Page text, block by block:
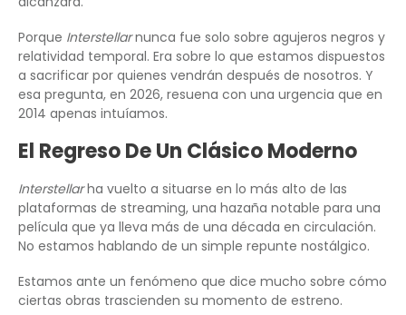
Porque Interstellarnunca fue solo sobre agujeros negros y
relatividad temporal. Era sobre lo que estamos dispuestos
a sacrificar por quienes vendrán después de nosotros. Y
esa pregunta, en 2026, resuena con una urgencia que en
2014 apenas intuíamos.
El Regreso De Un Clásico Moderno
Interstellarha vuelto a situarse en lo más alto de las
plataformas de streaming, una hazaña notable para una
película que ya lleva más de una década en circulación.
No estamos hablando de un simple repunte nostálgico.
Estamos ante un fenómeno que dice mucho sobre cómo
ciertas obras trascienden su momento de estreno.